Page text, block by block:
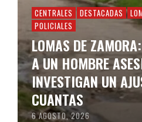
CENTRALES DESTACADAS
POLICIALES
LOMAS DE
A UN HOMBRE
INVESTIGAN UN
CUANTAS
6 AGOSTO, 2026